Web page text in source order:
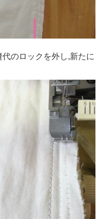
のロックを外し,新たに